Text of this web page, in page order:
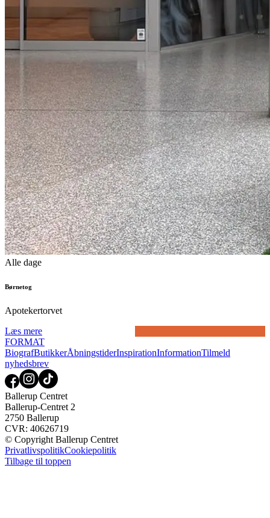
Alle dage
Børnetog
Apotekertorvet
Læs mere
FORMAT
BiografButikkerÅbningstiderInspirationInformationTilmeld
nyhedsbrev
Ballerup Centret
Ballerup-Centret 2
2750 Ballerup
CVR: 40626719
© Copyright Ballerup Centret
PrivatlivspolitikCookiepolitik
Tilbage til toppen